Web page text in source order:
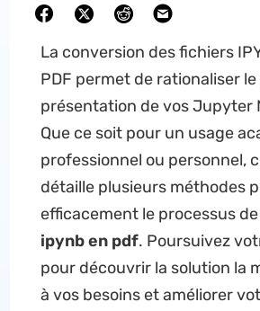
La conversion des fichiers
PDF permet de rationaliser
présentation de vos Jupyter
Que ce soit pour un usage
professionnel ou personnel,
détaille plusieurs méthodes
efficacement le processus de
ipynb en pdf. Poursuivez
pour découvrir la solution la
à vos besoins et améliorer